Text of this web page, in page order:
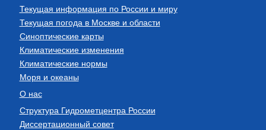
Текущая информация по России и миру
Текущая погода в Москве и области
Синоптические карты
Климатические изменения
Климатические нормы
Моря и океаны
О нас
Структура Гидрометцентра России
Диссертационный совет